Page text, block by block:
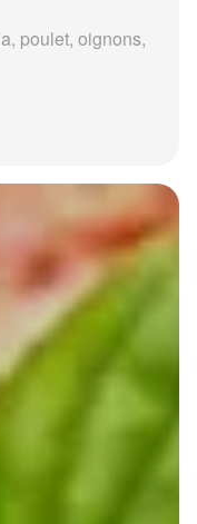
poulet, oignons,